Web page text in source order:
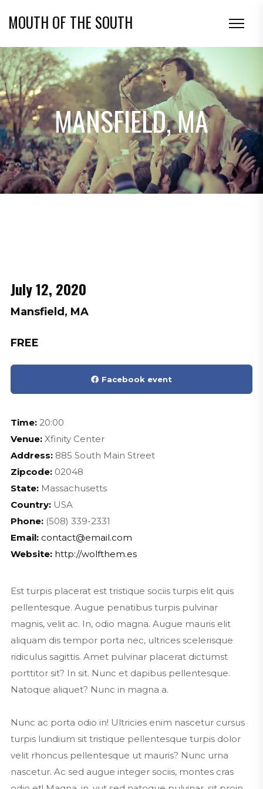
MOUTH OF THE SOUTH
MANSFIELD, MA
July 12, 2020
Mansfield, MA
FREE
Facebook event
Time:20:00
Venue:Xfinity Center
Address:885 South Main Street
Zipcode:02048
State:Massachusetts
Country:USA
Phone:(508) 339-2331
Email: contact@email.com
Website: http://wolfthem.es
Est turpis placerat est tristique sociis turpis elit quis
pellentesque. Augue penatibus turpis pulvinar
magnis, velit ac. In, odio magna. Augue mauris elit
aliquam dis tempor porta nec, ultrices scelerisque
ridiculus sagittis. Amet pulvinar placerat dictumst
porttitor sit? In sit. Nunc et dapibus pellentesque.
Natoque aliquet? Nunc in magna a.
Nunc ac porta odio in! Ultricies enim nascetur cursus
turpis lundium sit tristique pellentesque turpis dolor
velit rhoncus pellentesque ut mauris? Nunc urna
nascetur. Ac sed augue integer sociis, montes cras